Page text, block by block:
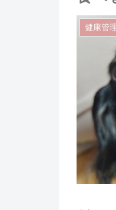
健康管